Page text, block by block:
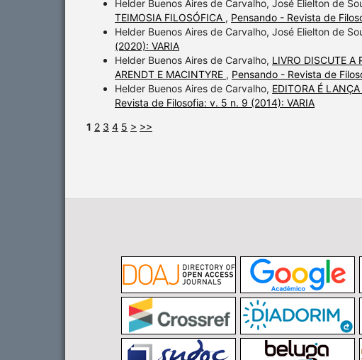
Helder Buenos Aires de Carvalho, José Elielton de
TEIMOSIA FILOSÓFICA , Pensando - Revista de
Helder Buenos Aires de Carvalho, José Elielton de
(2020): VARIA
Helder Buenos Aires de Carvalho, LIVRO DISCUTE A
ARENDT E MACINTYRE , Pensando - Revista de
Helder Buenos Aires de Carvalho, EDITORA É LANÇA
Revista de Filosofia: v. 5 n. 9 (2014): VARIA
1 2 3 4 5 > >>